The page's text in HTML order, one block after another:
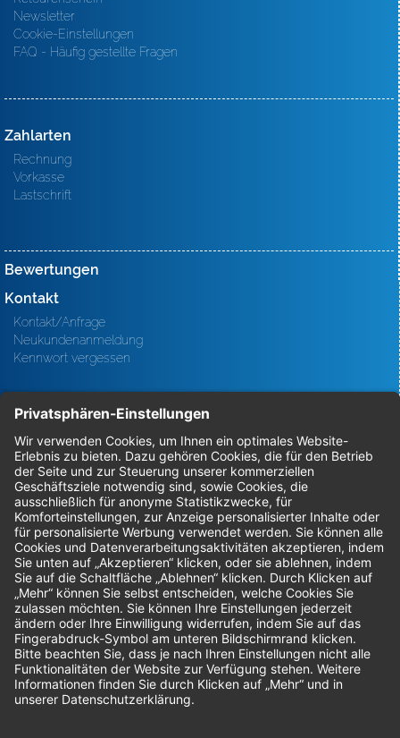
Newsletter
Cookie-Einstellungen
FAQ - Häufig gestellte Fragen
Zahlarten
Rechnung
Vorkasse
Lastschrift
Bewertungen
Kontakt
Kontakt/Anfrage
Neukundenanmeldung
Kennwort vergessen
Bestellungen
Sendung verfolgen
Geprüfter Shop